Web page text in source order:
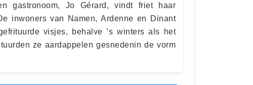
gastronoom, Jo Gérard, vindt friet haar
inwoners van Namen, Ardenne en Dinant
visjes, behalve ’s winters als het
ze aardappelen gesnedenin de vorm